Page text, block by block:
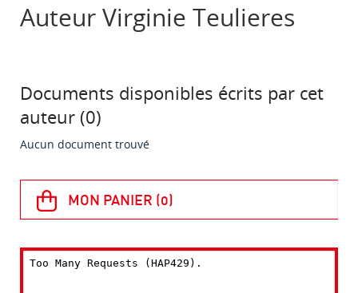
Auteur Virginie Teulieres
Documents disponibles écrits par cet
auteur (0)
Aucun document trouvé